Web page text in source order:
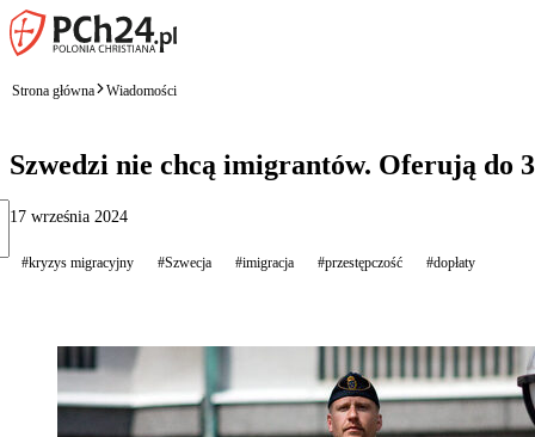
Strona główna Wiadomości
Szwedzi nie chcą imigrantów. Oferują do
17 września 2024
#kryzys migracyjny #Szwecja #imigracja #przestępczość #dopłaty